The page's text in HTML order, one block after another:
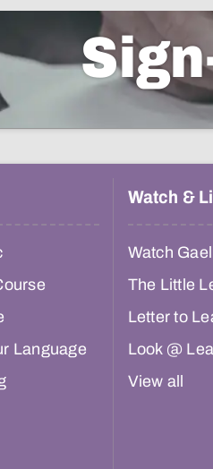
Language
Watch &
Watch
The Little
Letter to
Look @
View all